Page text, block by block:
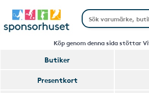
Köp genom denna sida stöttar
Butiker
Presentkort